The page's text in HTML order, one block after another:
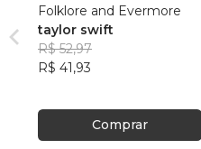
Folklore and Evermore
taylor swift
R$ 52,97
R$ 41,93
Comprar